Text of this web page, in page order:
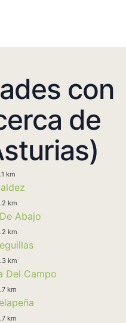
con
de
km
km
Abajo
km
km
Del Campo
km
km